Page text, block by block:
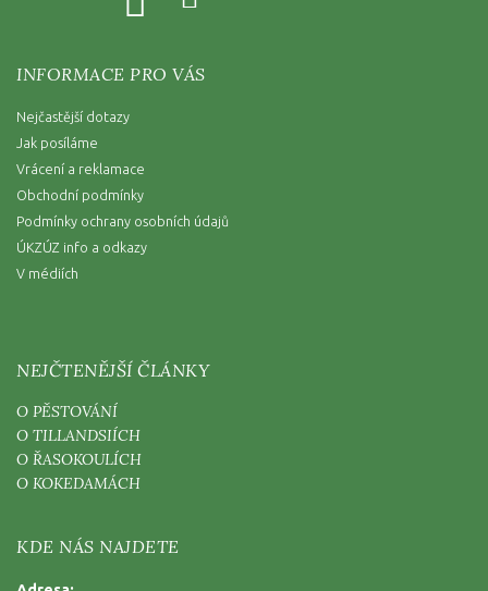
INFORMACE PRO VÁS
Nejčastější dotazy
Jak posíláme
Vrácení a reklamace
Obchodní podmínky
Podmínky ochrany osobních údajů
ÚKZÚZ info a odkazy
V médiích
NEJČTENĚJŠÍ ČLÁNKY
O PĚSTOVÁNÍ
O TILLANDSIÍCH
O ŘASOKOULÍCH
O KOKEDAMÁCH
KDE NÁS NAJDETE